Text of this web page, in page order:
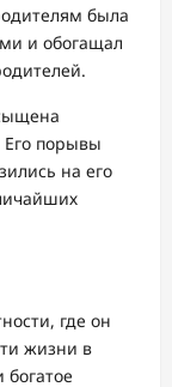
была
и обогащал
порывы
на его
где он
жизни в